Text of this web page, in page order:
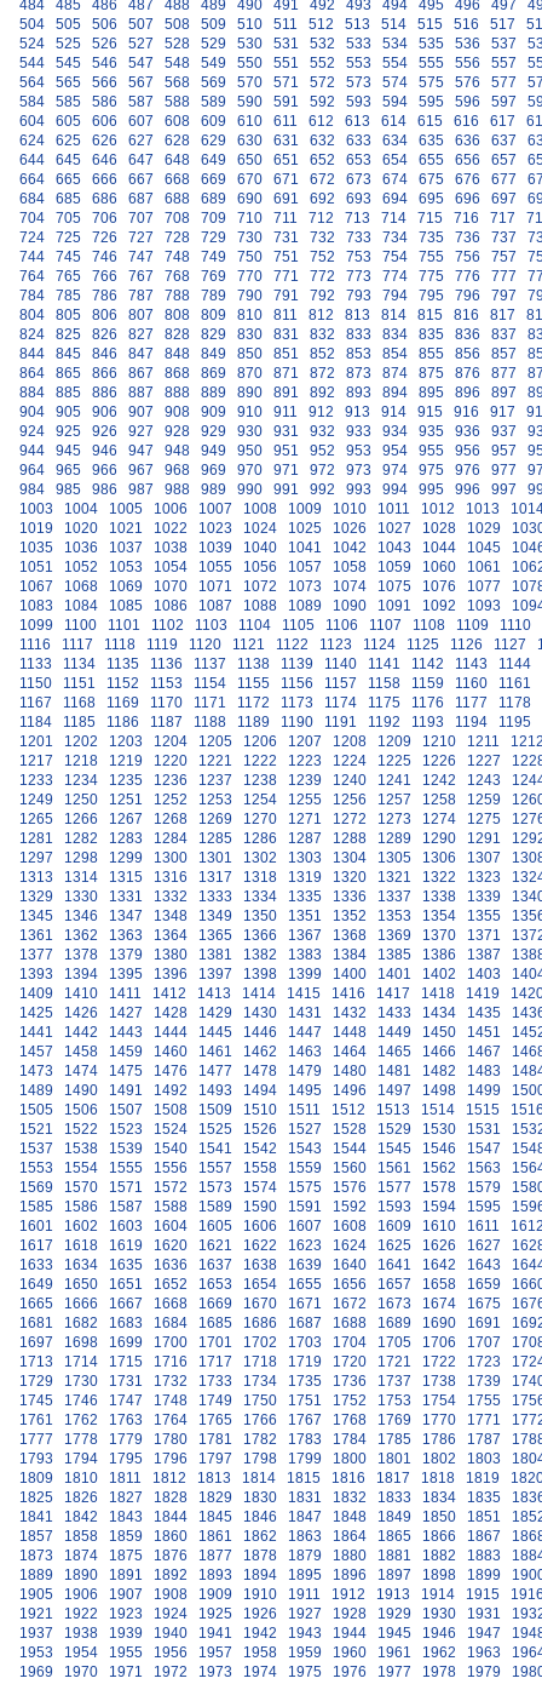
484 485 486 487 488 489 490 491 492 493 494 495 496 497
504
505 506 507 508 509 510 511 512 513 514 515 516 517
524
525 526 527 528 529 530 531 532 533 534 535 536 537
544
545 546 547 548 549 550 551 552 553 554 555 556 557
564
565 566 567 568 569 570 571 572 573 574 575 576 577
584
585 586 587 588 589 590 591 592 593 594 595 596 597
604
605 606 607 608 609 610 611 612 613 614 615 616 617
624
625 626 627 628 629 630 631 632 633 634 635 636 637
644
645 646 647 648 649 650 651 652 653 654 655 656 657
664
665 666 667 668 669 670 671 672 673 674 675 676 677
684
685 686 687 688 689 690 691 692 693 694 695 696 697
704
705 706 707 708 709 710 711 712 713 714 715 716 717
724
725 726 727 728 729 730 731 732 733 734 735 736 737
744
745 746 747 748 749 750 751 752 753 754 755 756 757
764
765 766 767 768 769 770 771 772 773 774 775 776 777
784
785 786 787 788 789 790 791 792 793 794 795 796 797
804
805 806 807 808 809 810 811 812 813 814 815 816 817
824
825 826 827 828 829 830 831 832 833 834 835 836 837
844
845 846 847 848 849 850 851 852 853 854 855 856 857
864
865 866 867 868 869 870 871 872 873 874 875 876 877
884
885 886 887 888 889 890 891 892 893 894 895 896 897
904
905 906 907 908 909 910 911 912 913 914 915 916 917
924
925 926 927 928 929 930 931 932 933 934 935 936 937
944
945 946 947 948 949 950 951 952 953 954 955 956 957
964
965 966 967 968 969 970 971 972 973 974 975 976 977
984
985 986 987 988 989 990 991 992 993 994 995 996 997
1003
1004 1005 1006 1007 1008 1009 1010 1011 1012 1013
1019
1020 1021 1022 1023 1024 1025 1026 1027 1028 1029
1035
1036 1037 1038 1039 1040 1041 1042 1043 1044 1045
1051
1052 1053 1054 1055 1056 1057 1058 1059 1060 1061
1067
1068 1069 1070 1071 1072 1073 1074 1075 1076 1077
1083
1084 1085 1086 1087 1088 1089 1090 1091 1092 1093
1099
1100 1101 1102 1103 1104 1105 1106 1107 1108 1109
1110
1116
1117 1118 1119 1120 1121 1122 1123 1124 1125 1126 1127
1133
1134 1135 1136 1137 1138 1139 1140 1141 1142 1143
1144
1150
1151 1152 1153 1154 1155 1156 1157 1158 1159 1160
1161
1167
1168 1169 1170 1171 1172 1173 1174 1175 1176 1177
1178
1184
1185 1186 1187 1188 1189 1190 1191 1192 1193 1194
1195
1201
1202 1203 1204 1205 1206 1207 1208 1209 1210 1211
1217
1218 1219 1220 1221 1222 1223 1224 1225 1226 1227
1233
1234 1235 1236 1237 1238 1239 1240 1241 1242 1243
1249
1250 1251 1252 1253 1254 1255 1256 1257 1258 1259
1265
1266 1267 1268 1269 1270 1271 1272 1273 1274 1275
1281
1282 1283 1284 1285 1286 1287 1288 1289 1290 1291
1297
1298 1299 1300 1301 1302 1303 1304 1305 1306 1307
1313
1314 1315 1316 1317 1318 1319 1320 1321 1322 1323
1329
1330 1331 1332 1333 1334 1335 1336 1337 1338 1339
1345
1346 1347 1348 1349 1350 1351 1352 1353 1354 1355
1361
1362 1363 1364 1365 1366 1367 1368 1369 1370 1371
1377
1378 1379 1380 1381 1382 1383 1384 1385 1386 1387
1393
1394 1395 1396 1397 1398 1399 1400 1401 1402 1403
1409
1410 1411 1412 1413 1414 1415 1416 1417 1418 1419
1425
1426 1427 1428 1429 1430 1431 1432 1433 1434 1435
1441
1442 1443 1444 1445 1446 1447 1448 1449 1450 1451
1457
1458 1459 1460 1461 1462 1463 1464 1465 1466 1467
1473
1474 1475 1476 1477 1478 1479 1480 1481 1482 1483
1489
1490 1491 1492 1493 1494 1495 1496 1497 1498 1499
1505
1506 1507 1508 1509 1510 1511 1512 1513 1514 1515
1521
1522 1523 1524 1525 1526 1527 1528 1529 1530 1531
1537
1538 1539 1540 1541 1542 1543 1544 1545 1546 1547
1553
1554 1555 1556 1557 1558 1559 1560 1561 1562 1563
1569
1570 1571 1572 1573 1574 1575 1576 1577 1578 1579
1585
1586 1587 1588 1589 1590 1591 1592 1593 1594 1595
1601
1602 1603 1604 1605 1606 1607 1608 1609 1610 1611
1617
1618 1619 1620 1621 1622 1623 1624 1625 1626 1627
1633
1634 1635 1636 1637 1638 1639 1640 1641 1642 1643
1649
1650 1651 1652 1653 1654 1655 1656 1657 1658 1659
1665
1666 1667 1668 1669 1670 1671 1672 1673 1674 1675
1681
1682 1683 1684 1685 1686 1687 1688 1689 1690 1691
1697
1698 1699 1700 1701 1702 1703 1704 1705 1706 1707
1713
1714 1715 1716 1717 1718 1719 1720 1721 1722 1723
1729
1730 1731 1732 1733 1734 1735 1736 1737 1738 1739
1745
1746 1747 1748 1749 1750 1751 1752 1753 1754 1755
1761
1762 1763 1764 1765 1766 1767 1768 1769 1770 1771
1777
1778 1779 1780 1781 1782 1783 1784 1785 1786 1787
1793
1794 1795 1796 1797 1798 1799 1800 1801 1802 1803
1809
1810 1811 1812 1813 1814 1815 1816 1817 1818 1819
1825
1826 1827 1828 1829 1830 1831 1832 1833 1834 1835
1841
1842 1843 1844 1845 1846 1847 1848 1849 1850 1851
1857
1858 1859 1860 1861 1862 1863 1864 1865 1866 1867
1873
1874 1875 1876 1877 1878 1879 1880 1881 1882 1883
1889
1890 1891 1892 1893 1894 1895 1896 1897 1898 1899
1905
1906 1907 1908 1909 1910 1911 1912 1913 1914 1915
1921
1922 1923 1924 1925 1926 1927 1928 1929 1930 1931
1937
1938 1939 1940 1941 1942 1943 1944 1945 1946 1947
1953
1954 1955 1956 1957 1958 1959 1960 1961 1962 1963
1969
1970 1971 1972 1973 1974 1975 1976 1977 1978 1979